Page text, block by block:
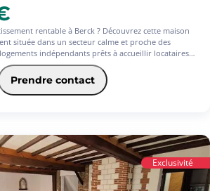
rentable à Berck ? Découvrez cette maison
située dans un secteur calme et proche des
indépendants prêts à accueillir locataires
en rez-de-chaussée avec véranda, salon d'hiver,
agrémenté de chalets,
également d'un jardin privatif, et un studio
places de parking viennent compléter cet
Prendre contact
Exclusivité